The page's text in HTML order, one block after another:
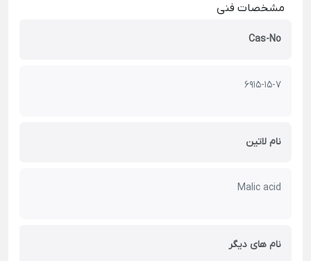
مشخصات فنی
Cas-No
6915-15-7
نام لاتین
Malic acid
نام های دیگر